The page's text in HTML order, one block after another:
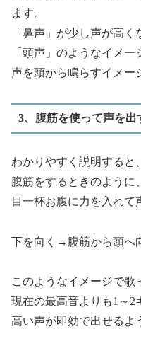
ます。
「鼻声」が少し声が高く
「頭声」のようなイメー
声を頭から鳴らすイメー
3、腹筋を使って声を出
わかりやすく説明すると、
腹筋をするときのように、
目一杯お腹に力を入れて
下を向く→腹筋から頭へ
このようなイメージで歌
現在の最高音よりも1～2
高い声が即効で出せるよ